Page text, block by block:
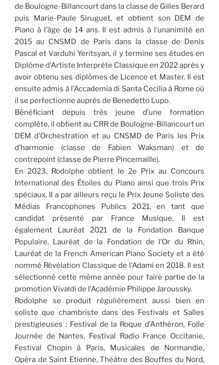
de Boulogne-Billancourt dans la classe de Gilles Berard
puis Marie-Paule Siruguet, et obtient son DEM de
Piano à l’âge de 14 ans. Il est admis à l’unanimité en
2015 au CNSMD de Paris dans la classe de Denis
Pascal et Varduhi Yeritsyan, il y termine ses études en
Diplôme d’Artiste Interprète Classique en 2022 après y
avoir obtenu ses diplômes de Licence et Master. Il est
ensuite admis à l’Accademia di Santa Cecilia à Rome où
il se perfectionne auprès de Benedetto Lupo.
Bénéficiant depuis très jeune d’une formation
complète, il obtient au CRR de Boulogne-Billancourt un
DEM d’Orchestration et au CNSMD de Paris les Prix
d’harmonie (classe de Fabien Waksman) et de
contrepoint (classe de Pierre Pincemaille).
En 2023, Rodolphe obtient le 2e Prix au Concours
International des Étoiles du Piano ainsi que trois Prix
spéciaux. Il a par ailleurs reçu le Prix Jeune Soliste des
Médias Francophones Publics 2021, en tant que
candidat présenté par France Musique. Il est
également Lauréat 2021 de la Fondation Banque
Populaire, Lauréat de la Fondation de l’Or du Rhin,
Lauréat de la French American Piano Society et a été
nommé Révélation Classique de l’Adami en 2018. Il est
sélectionné cette même année pour faire partie de la
promotion Vivaldi de l’Académie Philippe Jaroussky.
Rodolphe se produit régulièrement aussi bien en
soliste que chambriste dans des Festivals et Salles
prestigieuses : Festival de la Roque d’Anthéron, Folle
Journée de Nantes, Festival Radio France Occitanie,
Festival Chopin à Paris, Musicales de Normandie,
Opéra de Saint Etienne, Théâtre des Bouffes du Nord,